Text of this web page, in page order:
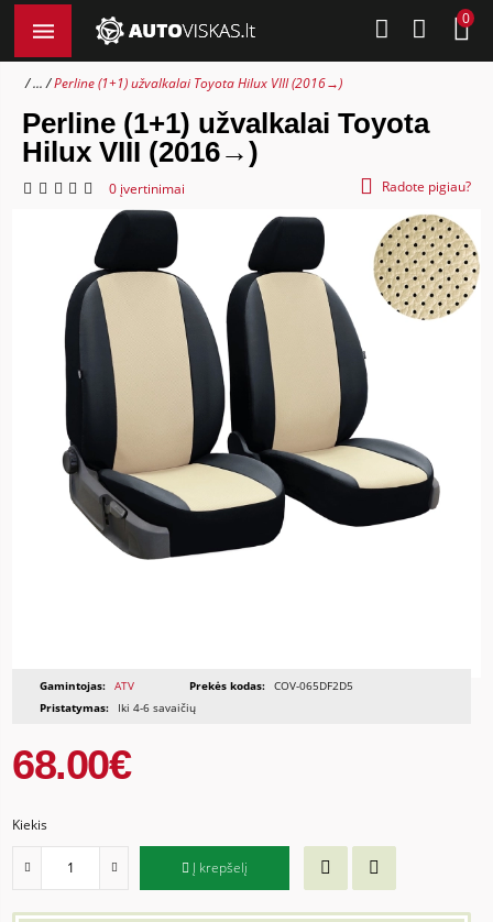
0
... Perline (1+1) užvalkalai Toyota Hilux VIII (2016→)
Perline (1+1) užvalkalai Toyota
Hilux VIII (2016→)
0 įvertinimai Radote pigiau?
Gamintojas: ATV Prekės kodas: COV-065DF2D5
Pristatymas:
Iki 4-6 savaičių
68.00€
Kiekis
Į krepšelį